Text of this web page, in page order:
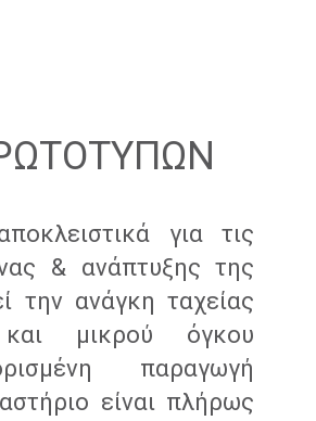
για τις
& ανάπτυξης της
την ανάγκη ταχείας
μικρού όγκου
παραγωγή
είναι πλήρως